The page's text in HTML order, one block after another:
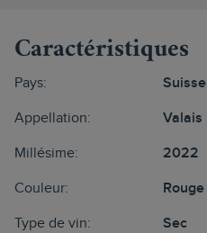
Caractéristiques
Pays: Suisse
Appellation: Valais
Millésime: 2022
Couleur: Rouge
Type de vin: Sec